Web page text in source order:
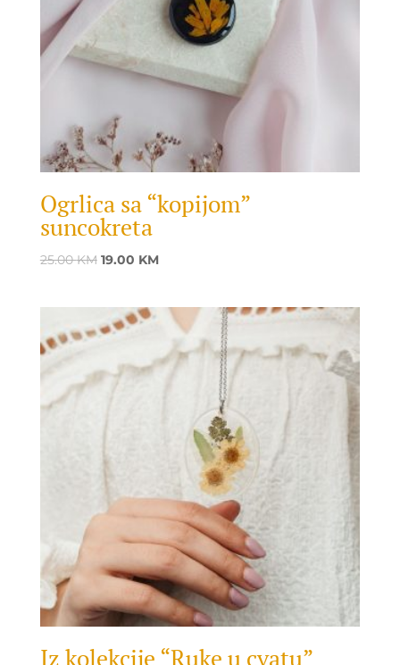
Ogrlica sa “kopijom”
suncokreta
25.00KM Original
25.00 KM.
19.00 KMCurrent
19.00 KM.
Iz kolekcije “Ruke u cvatu”